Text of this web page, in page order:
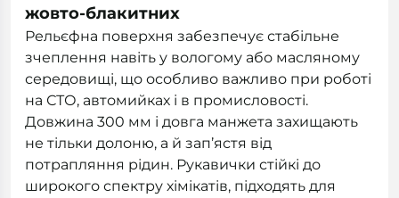
жовто-блакитних
Рельєфна поверхня забезпечує стабільне
зчеплення навіть у вологому або масляному
середовищі, що особливо важливо при роботі
на СТО, автомийках і в промисловості.
Довжина 300 мм і довга манжета захищають
не тільки долоню, а й зап’ястя від
потрапляння рідин. Рукавички стійкі до
широкого спектру хімікатів, підходять для